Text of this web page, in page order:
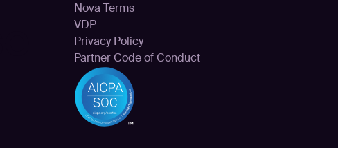
Nova Terms
VDP
Privacy Policy
Partner Code of Conduct